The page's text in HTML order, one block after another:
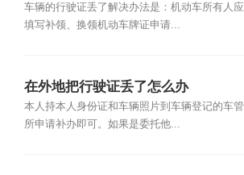
车辆的行驶证丢了解决办法是：机动车所有人应
填写补领、换领机动车牌证申请...
在外地把行驶证丢了怎么办
本人持本人身份证和车辆照片到车辆登记的车管
所申请补办即可。如果是委托他...